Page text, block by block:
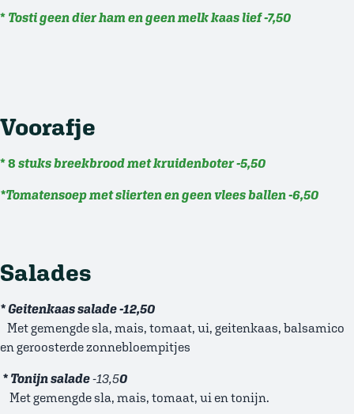
* Tosti geen dier ham en geen melk kaas lief -7,50
Voorafje
* 8 stuks breekbrood met kruidenboter -5,50
*Tomatensoep met slierten en geen vlees ballen -6,50
Salades
* Geitenkaas salade -12,50
Met gemengde sla, mais, tomaat, ui, geitenkaas, balsamico
en geroosterde zonnebloempitjes
* Tonijn salade-13,50
Met gemengde sla, mais, tomaat, ui en tonijn.